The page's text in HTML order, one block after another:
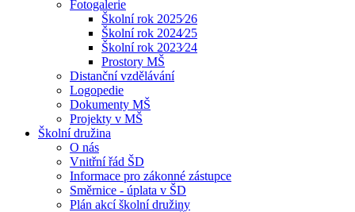
Fotogalerie
Školní rok 2025⁄26
Školní rok 2024⁄25
Školní rok 2023⁄24
Prostory MŠ
Distanční vzdělávání
Logopedie
Dokumenty MŠ
Projekty v MŠ
Školní družina
O nás
Vnitřní řád ŠD
Informace pro zákonné zástupce
Směrnice - úplata v ŠD
Plán akcí školní družiny